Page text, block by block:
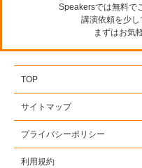
Speakersでは無料で
講演依頼を少し
まずはお気
TOP
サイトマップ
プライバシーポリシー
利用規約